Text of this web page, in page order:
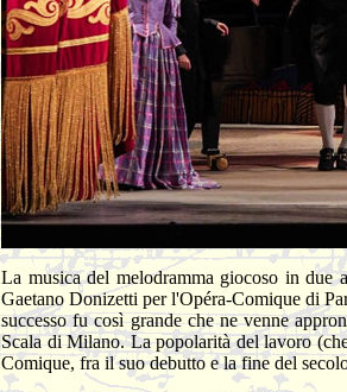
La musica del melodramma giocoso in due
Gaetano Donizetti per l'Opéra-Comique di
successo fu così grande che ne venne
Scala di Milano. La popolarità del lavoro
Comique, fra il suo debutto e la fine del